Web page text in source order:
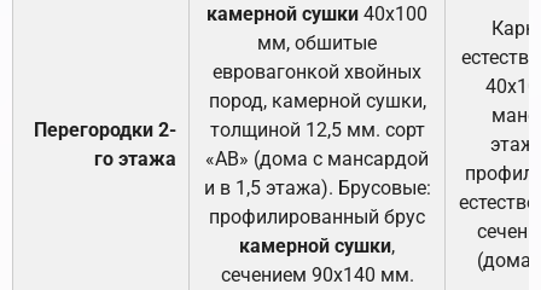
Перегородки 2-
го этажа
камерной сушки 40х100
мм, обшитые
евровагонкой хвойных
пород, камерной сушки,
толщиной 12,5 мм. сорт
«АВ» (дома с мансардой
и в 1,5 этажа). Брусовые:
профилированный брус
камерной сушки,
сечением 90х140 мм.
(дома